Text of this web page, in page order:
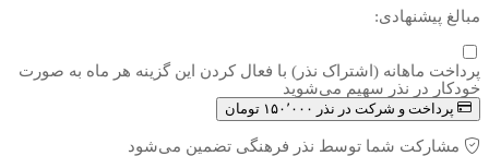
مبالغ پیشنهادی:
پرداخت ماهانه (اشتراک نذر) با فعال کردن این گزینه هر ماه به صورت
خودکار در نذر سهیم می‌شوید
پرداخت و شرکت در نذر ۱۵۰٬۰۰۰ تومان
مشارکت شما توسط نذر فرهنگی تضمین می‌شود